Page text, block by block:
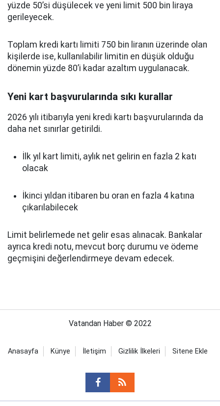
yüzde 50’si düşülecek ve yeni limit 500 bin liraya
gerileyecek.
Toplam kredi kartı limiti 750 bin liranın üzerinde olan
kişilerde ise, kullanılabilir limitin en düşük olduğu
dönemin yüzde 80’i kadar azaltım uygulanacak.
Yeni kart başvurularında sıkı kurallar
2026 yılı itibarıyla yeni kredi kartı başvurularında da
daha net sınırlar getirildi.
İlk yıl kart limiti, aylık net gelirin en fazla 2 katı
olacak
İkinci yıldan itibaren bu oran en fazla 4 katına
çıkarılabilecek
Limit belirlemede net gelir esas alınacak. Bankalar
ayrıca kredi notu, mevcut borç durumu ve ödeme
geçmişini değerlendirmeye devam edecek.
Vatandan Haber © 2022
Anasayfa Künye İletişim Gizlilik İlkeleri Sitene Ekle